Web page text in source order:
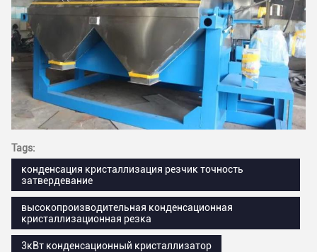
Tags:
конденсация кристаллизация резчик точность
затвердевание
высокопроизводительная конденсационная
кристаллизационная резка
3кВт конденсационный кристаллизатор